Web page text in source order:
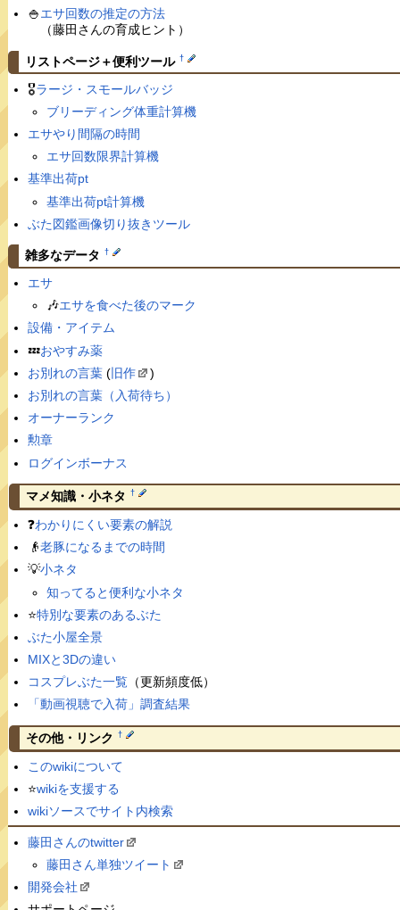
🍚エサ回数の推定の方法
（藤田さんの育成ヒント）
リストページ＋便利ツール †
🎖ラージ・スモールバッジ
ブリーディング体重計算機
エサやり間隔の時間
エサ回数限界計算機
基準出荷pt
基準出荷pt計算機
ぶた図鑑画像切り抜きツール
雑多なデータ †
エサ
🎶エサを食べた後のマーク
設備・アイテム
💤おやすみ薬
お別れの言葉(旧作
)
お別れの言葉（入荷待ち）
オーナーランク
勲章
ログインボーナス
マメ知識・小ネタ †
❓わかりにくい要素の解説
👴老豚になるまでの時間
💡小ネタ
知ってると便利な小ネタ
⭐️特別な要素のあるぶた
ぶた小屋全景
MIXと3Dの違い
コスプレぶた一覧（更新頻度低）
「動画視聴で入荷」調査結果
その他・リンク †
このwikiについて
⭐️wikiを支援する
wikiソースでサイト内検索
藤田さんのtwitter
藤田さん単独ツイート
開発会社